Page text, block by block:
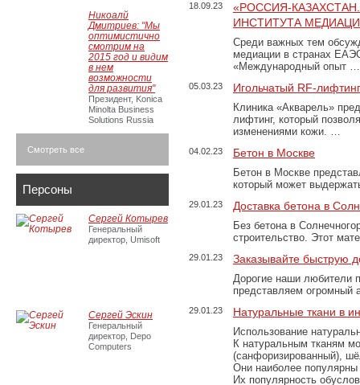
18.09.23
«РОССИЯ-
ИНСТИТУТА
Среди важных тем
медиации в странах
«Международный опыт …
05.03.23 Игольчатый RF-
Клиника «Акварель»
лифтинг, который
изменениями кожи. …
04.02.23 Бетон в Москве
Бетон в Москве
который может
29.01.23 Доставка бетона в
Без бетона в
строительство. Этот
29.01.23 Заказывайте быструю
Дорогие наши любители
представляем огромный
29.01.23 Натуральные ткани в
Использование
К натуральным тканям
(санфоризированный),
Они наиболее популярны
Их популярность
Никоалй
Дмитриев: "Мы
оптимистично
смотрим на
2015 год и видим
в нем
возможности
для развития"
Президент, Konica
Minolta Business
Solutions Russia
Смотреть все
Персоны
Сергей Котырев
Генеральный
директор, Umisoft
Сергей Эскин
Генеральный
директор, Depo
Computers